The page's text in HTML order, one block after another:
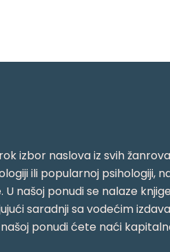
izbor naslova iz svih
ili popularnoj psihologiji,
našoj ponudi se nalaze
saradnji sa vodećim
ponudi ćete naći